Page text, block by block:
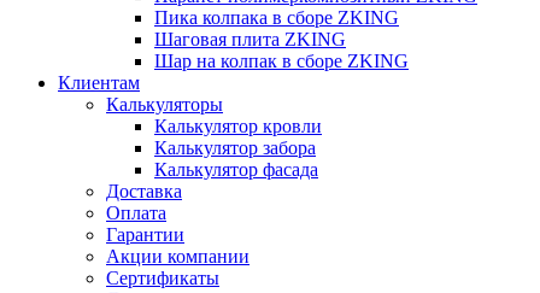
Пика колпака в сборе ZKING
Шаговая плита ZKING
Шар на колпак в сборе ZKING
Клиентам
Калькуляторы
Калькулятор кровли
Калькулятор забора
Калькулятор фасада
Доставка
Оплата
Гарантии
Акции компании
Сертификаты